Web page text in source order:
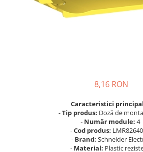
Cofrete, dulapuri și doze
Cofrete de plastic și accesorii
Coftere metalice și accesorii
8,16 RON
Caracteristici
-Tip produs: Doză de
- Număr module: 4
-Cod produs:
- Brand: Schneider
- Material: Plastic